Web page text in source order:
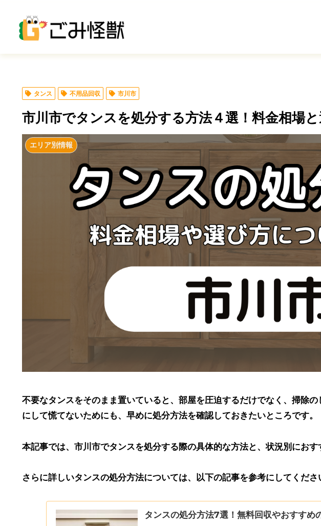
タンス 不用品回収 市川市
市川市でタンスを処分する方法４選！料金相場と
エリア別情報
不要なタンスをそのまま置いていると、部屋を圧迫するだけでなく、掃除
にして慌てないためにも、早めに処分方法を確認しておきたいところです。
本記事では、市川市でタンスを処分する際の具体的な方法と、状況別におす
さらに詳しいタンスの処分方法については、以下の記事を参考にしてくださ
タンスの処分方法7選！無料回収やおすすめ